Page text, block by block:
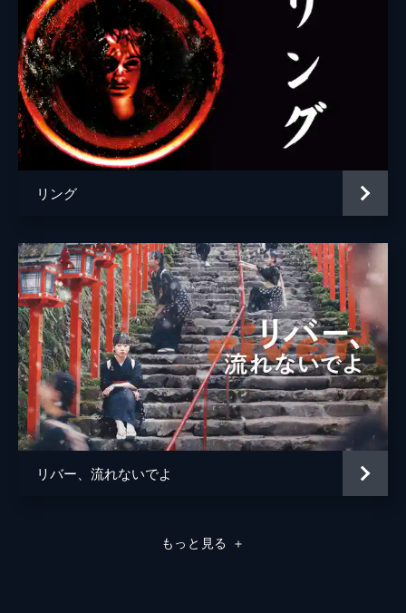
リング
リバー、流れないでよ
もっと見る ＋